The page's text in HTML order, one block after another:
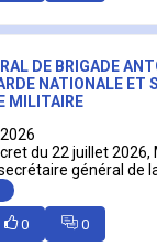
DE BRIGADE
NATIONALE ET
MILITAIRE
du 22 juillet
général de
0 0